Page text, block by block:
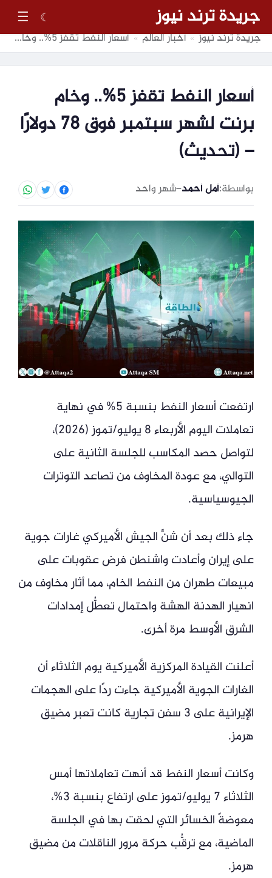
جريدة ترند نيوز ☾
☰
جريدة ترند نيوز » أخبار العالم » أسعار النفط تقفز 5%.. وخام برنت لشهر سبتمبر فوق 78 دولارًا – (تحديث)
أسعار النفط تقفز 5%.. وخام
برنت لشهر سبتمبر فوق 78 دولارًا
– (تحديث)
بواسطة:أمل أحمد–شهر واحد
ارتفعت أسعار النفط بنسبة 5% في نهاية
تعاملات اليوم الأربعاء 8 يوليو/تموز (2026)،
لتواصل حصد المكاسب للجلسة الثانية على
التوالي، مع عودة المخاوف من تصاعد التوترات
الجيوسياسية.
جاء ذلك بعد أن شنَّ الجيش الأميركي غارات جوية
على إيران وأعادت واشنطن فرض عقوبات على
مبيعات طهران من النفط الخام، مما أثار مخاوف من
انهيار الهدنة الهشة واحتمال تعطُّل إمدادات
الشرق الأوسط مرة أخرى.
أعلنت القيادة المركزية الأميركية يوم الثلاثاء أن
الغارات الجوية الأميركية جاءت ردًا على الهجمات
الإيرانية على 3 سفن تجارية كانت تعبر مضيق
هرمز.
وكانت أسعار النفط قد أنهت تعاملاتها أمس
الثلاثاء 7 يوليو/تموز على ارتفاع بنسبة 3%،
معوضةً الخسائر التي لحقت بها في الجلسة
الماضية، مع ترقُّب حركة مرور الناقلات من مضيق
هرمز.